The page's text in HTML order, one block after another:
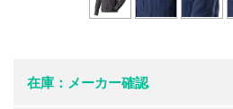
在庫：メーカー確認